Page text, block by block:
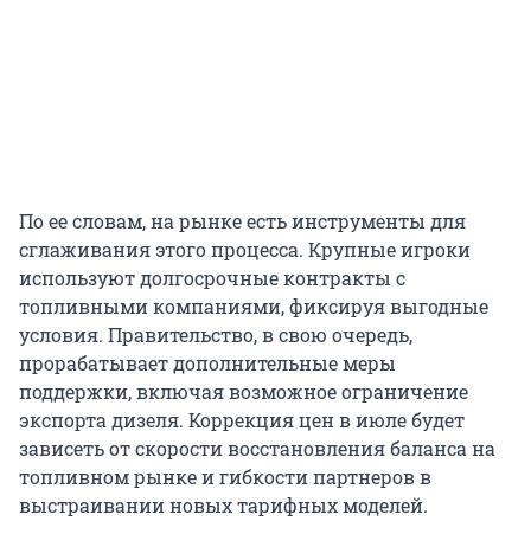
По ее словам, на рынке есть инструменты для
сглаживания этого процесса. Крупные игроки
используют долгосрочные контракты с
топливными компаниями, фиксируя выгодные
условия. Правительство, в свою очередь,
прорабатывает дополнительные меры
поддержки, включая возможное ограничение
экспорта дизеля. Коррекция цен в июле будет
зависеть от скорости восстановления баланса на
топливном рынке и гибкости партнеров в
выстраивании новых тарифных моделей.